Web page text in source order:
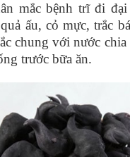
mắc bệnh trĩ đi
ấu, cỏ mực, trắc
chung với nước
trước bữa ăn.